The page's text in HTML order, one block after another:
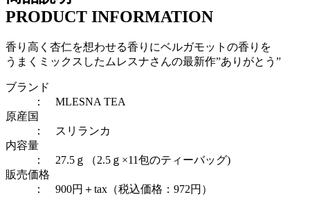
PRODUCT INFORMATION
香り高く杏仁を想わせる香りにベルガモットの香りを
うまくミックスしたムレスナさんの最新作”ありがとう”
ブランド
： MLESNA TEA
原産国
： スリランカ
内容量
： 27.5ｇ（2.5ｇ×11包のティーバッグ)
販売価格
： 900円＋tax（税込価格：972円）